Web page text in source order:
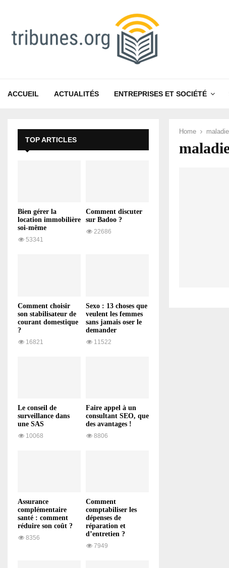
ACCUEIL ACTUALITÉS ENTREPRISES ET SOCIÉTÉ
Home
TOP ARTICLES
Bien gérer la
location immobilière
soi-même
53341
Comment discuter
sur Badoo ?
22686
Comment choisir
son stabilisateur de
courant domestique
?
16821
Sexo : 13 choses que
veulent les femmes
sans jamais oser le
demander
11522
Le conseil de
surveillance dans
une SAS
10068
Faire appel à un
consultant SEO, que
des avantages !
8806
Assurance
complémentaire
santé : comment
réduire son coût ?
8356
Comment
comptabiliser les
dépenses de
réparation et
d’entretien ?
7949